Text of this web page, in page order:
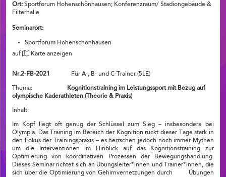
Ort: Sportforum Hohenschönhausen; Konferenzraum/ Stadiongebäude &
Filterhalle
Seminarort:
Sportforum Hohenschönhausen
auf
Karte anzeigen
Nr.2-FB-2021 Für A-, B- und C-Trainer (5LE)
Thema:
Kognitionstraining im Leistungssport mit Bezug auf
olympische Kaderathleten (Theorie & Praxis)
Inhalt:
Im Kopf liegt oft genug der Schlüssel zum Sieg – insbesondere bei
Olympia. Das Training im Bereich der Kognition rückt dieser Tage stark in
den Fokus der Trainingspraxis – es herrschen jedoch noch immer Mythen
um die Interventionen im Hinblick auf das Kognitionstraining zur
Optimierung von koordinativen Prozessen der Bewegungshandlung.
Dieses Seminar richtet sich an Übungsleiter*innen und Trainer*innen, die
sich über die Optimierung von Gehirnvernetzungen durch Übungen